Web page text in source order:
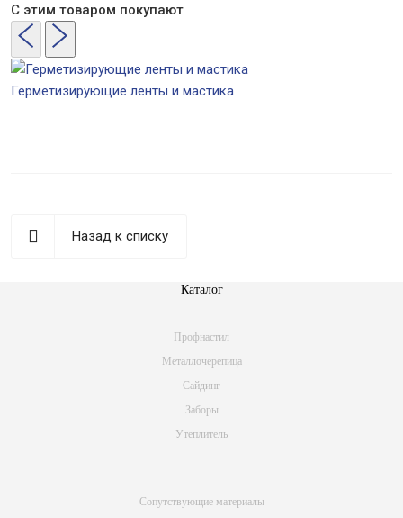
С этим товаром покупают
Герметизирующие ленты и мастика
Назад к списку
Каталог
Профнастил
Металлочерепица
Сайдинг
Заборы
Утеплитель
Сопутствующие материалы